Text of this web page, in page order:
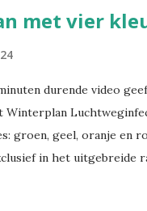
bij-steenbewerkers-
met vier
durende video
Winterplan
groen, geel, oranje en
in het uitgebreide
nl/de-